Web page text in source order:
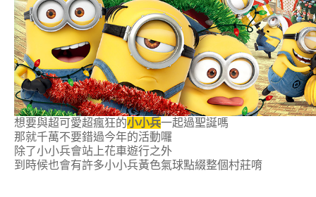
想要與超可愛超瘋狂的小小兵一起過聖誕嗎
那就千萬不要錯過今年的活動囉
除了小小兵會站上花車遊行之外
到時候也會有許多小小兵黃色氣球點綴整個村莊唷